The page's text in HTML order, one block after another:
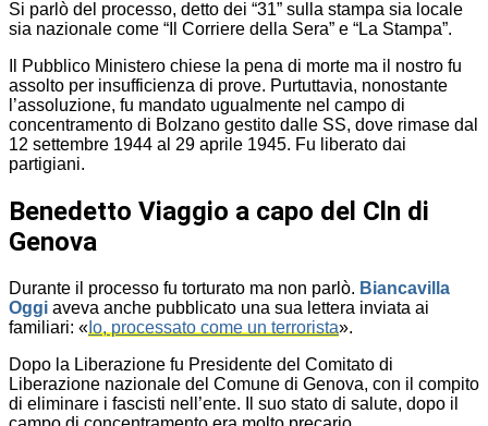
Si parlò del processo, detto dei “31” sulla stampa sia locale
sia nazionale come “Il Corriere della Sera” e “La Stampa”.
Il Pubblico Ministero chiese la pena di morte ma il nostro fu
assolto per insufficienza di prove. Purtuttavia, nonostante
l’assoluzione, fu mandato ugualmente nel campo di
concentramento di Bolzano gestito dalle SS, dove rimase dal
12 settembre 1944 al 29 aprile 1945. Fu liberato dai
partigiani.
Benedetto Viaggio a capo del Cln di
Genova
Durante il processo fu torturato ma non parlò. Biancavilla
Oggi aveva anche pubblicato una sua lettera inviata ai
familiari: « Io, processato come un terrorista».
Dopo la Liberazione fu Presidente del Comitato di
Liberazione nazionale del Comune di Genova, con il compito
di eliminare i fascisti nell’ente. Il suo stato di salute, dopo il